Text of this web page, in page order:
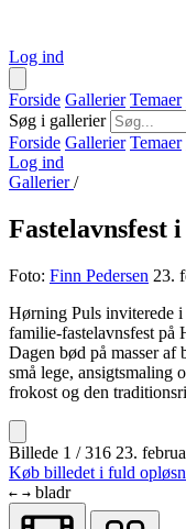
Log ind
Forside Gallerier Temaer
Søg i gallerier
Forside Gallerier Temaer
Log ind
Gallerier/
Fastelavnsfest
Foto: Finn Pedersen 23.
Hørning Puls inviterede
familie-fastelavnsfest på
Dagen bød på masser af
små lege, ansigtsmaling
frokost og den
Billede 1 / 316 23.
Køb billedet i fuld
← → bladr